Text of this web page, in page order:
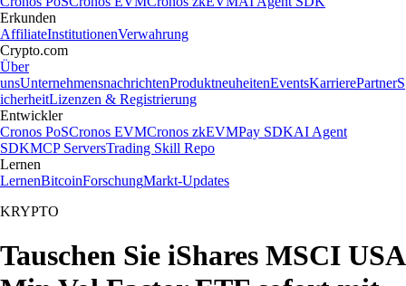
Erkunden
AffiliateInstitutionenVerwahrung
Crypto.com
Über
unsUnternehmensnachrichtenProduktneuheitenEventsKarrierePartnerS
icherheitLizenzen & Registrierung
Entwickler
Cronos PoSCronos EVMCronos zkEVMPay SDKAI Agent
SDKMCP ServersTrading Skill Repo
Lernen
LernenBitcoinForschungMarkt-Updates
KRYPTO
Tauschen Sie iShares MSCI USA